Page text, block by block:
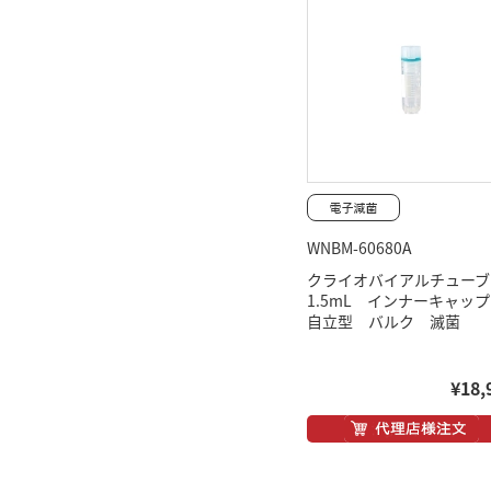
WNBM-60680A
クライオバイアルチュ
1.5mL インナーキャ
自立型 バルク 滅菌